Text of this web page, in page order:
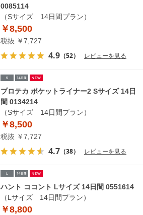
0085114
（Sサイズ 14日間プラン）
￥8,500
税抜 ￥7,727
4.9 （52） レビューを見る
プロテカ ポケットライナー2 Sサイズ 14日
間 0134214
（Sサイズ 14日間プラン）
￥8,500
税抜 ￥7,727
4.7 （38） レビューを見る
ハント ココント Lサイズ 14日間 0551614
（Lサイズ 14日間プラン）
￥8,800